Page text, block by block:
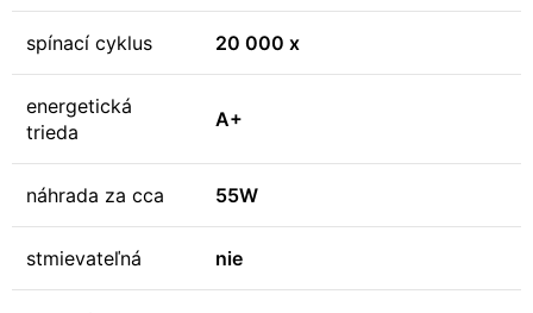
spínací cyklus 20 000 x
energetická
trieda
A+
náhrada za cca 55W
stmievateľná nie